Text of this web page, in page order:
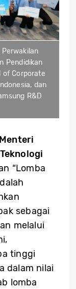
Pendidikan
of Corporate
dan
R&D
“Lomba
sebagai
melalui
tinggi
dalam nilai
lomba